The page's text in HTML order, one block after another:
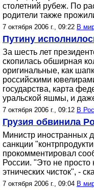
столетний рубеж. По
родители также
7 октября 2006 г., 09:22 В
Путину
За шесть лет
скопилась обширная
оригинальные, как
российскими
государства, карта
уральской яшмы, и
7 октября 2006 г., 09:12 В
Грузия обвинила
Министр иностранных
санкции
прокомментировал
России. "Это не
этнических чисток", -
7 октября 2006 г., 09:04 В